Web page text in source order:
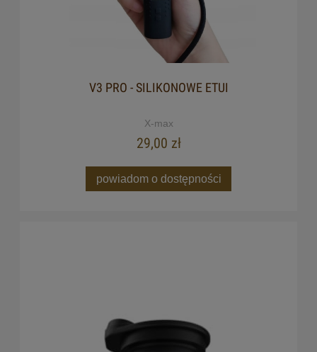
V3 PRO - SILIKONOWE ETUI
X-max
29,00 zł
powiadom o dostępności